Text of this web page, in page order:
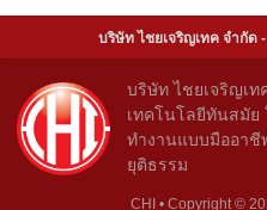
บริษัท ไชยเจริญเทค จำกัด
บริษัท ไชยเจริญเ
เทคโนโลยีทันสมัย
ทำงานแบบมืออาชี
ยุติธรรม
CHI • Copyright ©